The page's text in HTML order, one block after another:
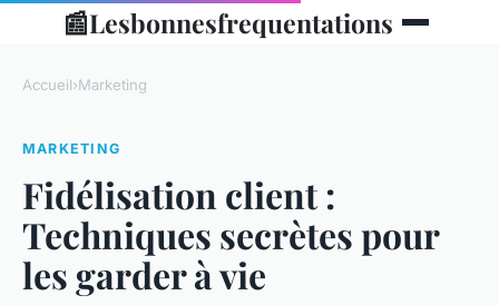
📰Lesbonnesfrequentations
Accueil›Marketing
MARKETING
Fidélisation client :
Techniques secrètes pour
les garder à vie